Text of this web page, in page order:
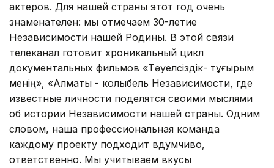
актеров. Для нашей страны этот год очень
знаменателен: мы отмечаем 30-летие
Независимости нашей Родины. В этой связи
телеканал готовит хроникальный цикл
документальных фильмов «Тәуелсіздік- тұғырым
менің», «Алматы - колыбель Независимости, где
известные личности поделятся своими мыслями
об истории Независимости нашей страны. Одним
словом, наша профессиональная команда
каждому проекту подходит вдумчиво,
ответственно. Мы учитываем вкусы